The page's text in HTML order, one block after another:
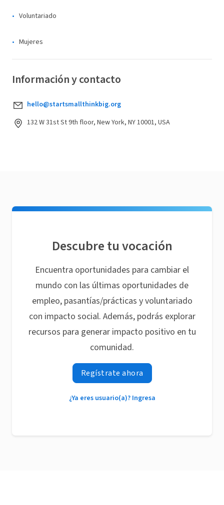
Voluntariado
Mujeres
Información y contacto
hello@startsmallthinkbig.org
132 W 31st St 9th floor, New York, NY 10001, USA
Descubre tu vocación
Encuentra oportunidades para cambiar el
mundo con las últimas oportunidades de
empleo, pasantías/prácticas y voluntariado
con impacto social. Además, podrás explorar
recursos para generar impacto positivo en tu
comunidad.
Regístrate ahora
¿Ya eres usuario(a)? Ingresa